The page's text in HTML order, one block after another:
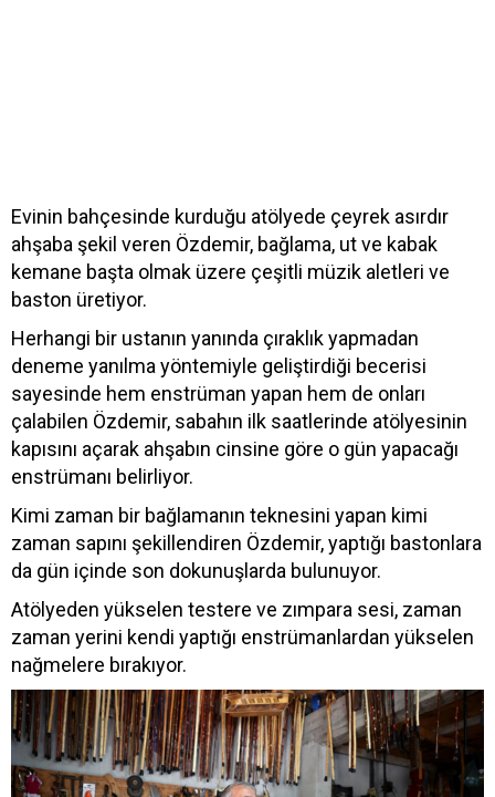
Evinin bahçesinde kurduğu atölyede çeyrek asırdır
ahşaba şekil veren Özdemir, bağlama, ut ve kabak
kemane başta olmak üzere çeşitli müzik aletleri ve
baston üretiyor.
Herhangi bir ustanın yanında çıraklık yapmadan
deneme yanılma yöntemiyle geliştirdiği becerisi
sayesinde hem enstrüman yapan hem de onları
çalabilen Özdemir, sabahın ilk saatlerinde atölyesinin
kapısını açarak ahşabın cinsine göre o gün yapacağı
enstrümanı belirliyor.
Kimi zaman bir bağlamanın teknesini yapan kimi
zaman sapını şekillendiren Özdemir, yaptığı bastonlara
da gün içinde son dokunuşlarda bulunuyor.
Atölyeden yükselen testere ve zımpara sesi, zaman
zaman yerini kendi yaptığı enstrümanlardan yükselen
nağmelere bırakıyor.